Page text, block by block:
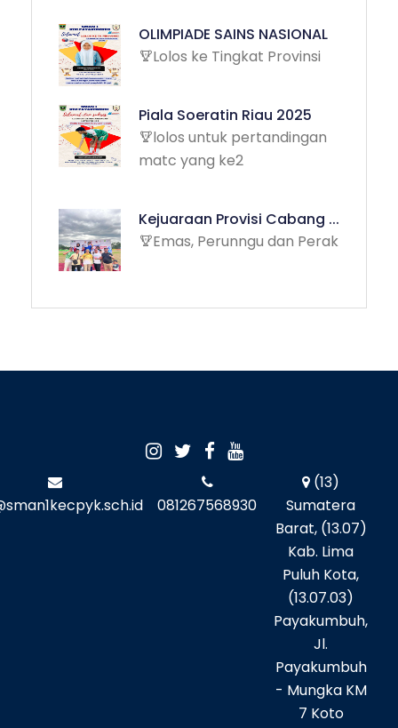
OLIMPIADE SAINS NASIONAL
Lolos ke Tingkat Provinsi
Piala Soeratin Riau 2025
lolos untuk pertandingan
matc yang ke2
Kejuaraan Provisi Cabang ...
Emas, Perunngu dan Perak
081267568930
(13)
Sumatera
Barat, (13.07)
Kab. Lima
Puluh Kota,
(13.07.03)
Payakumbuh,
Jl.
Payakumbuh
- Mungka KM
7 Koto